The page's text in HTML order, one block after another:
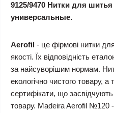
9125/9470 Нитки для
универсальные.
Aerofil - це фірмові нитки
якості. Їх відповідність
за найсуворішим нормам.
екологічно чистого товару, а
сертифікати, що засвідчують
товару. Madeira Aerofil №120 -